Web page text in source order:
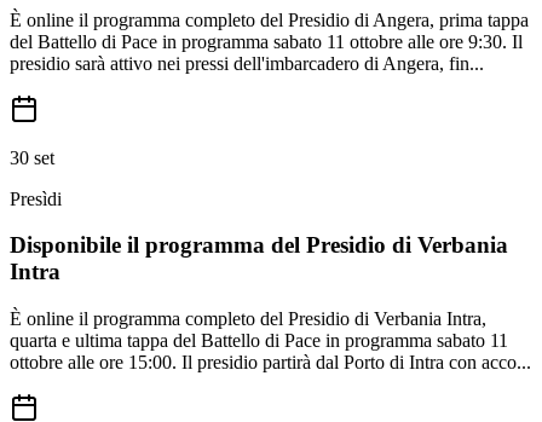
È online il programma completo del Presidio di Angera, prima tappa
del Battello di Pace in programma sabato 11 ottobre alle ore 9:30. Il
presidio sarà attivo nei pressi dell'imbarcadero di Angera, fin...
30 set
Presìdi
Disponibile il programma del Presidio di Verbania
Intra
È online il programma completo del Presidio di Verbania Intra,
quarta e ultima tappa del Battello di Pace in programma sabato 11
ottobre alle ore 15:00. Il presidio partirà dal Porto di Intra con acco...